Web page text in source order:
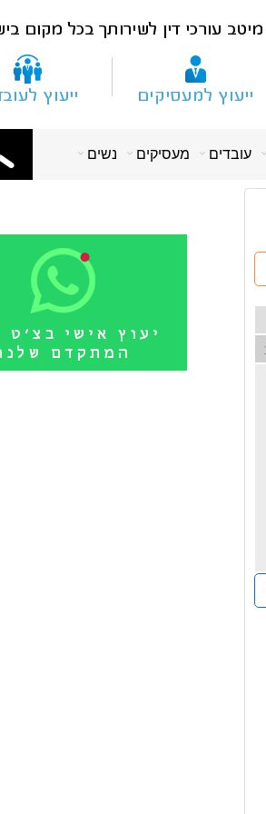
עובדים מעסיקים נשים X